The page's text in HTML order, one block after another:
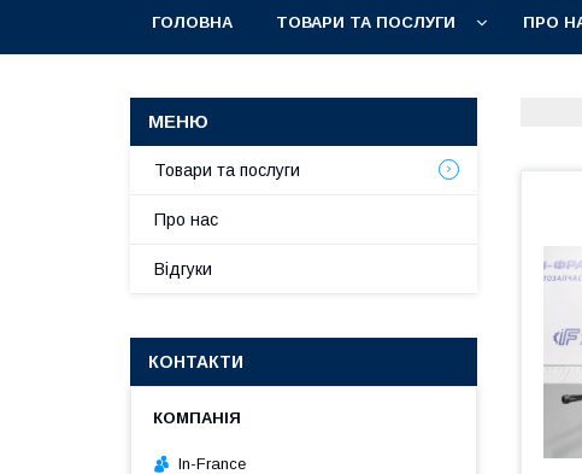
ГОЛОВНА ТОВАРИ ТА ПОСЛУГИ ПРО
Товари та послуги
Про нас
Відгуки
КОНТАКТИ
In-France